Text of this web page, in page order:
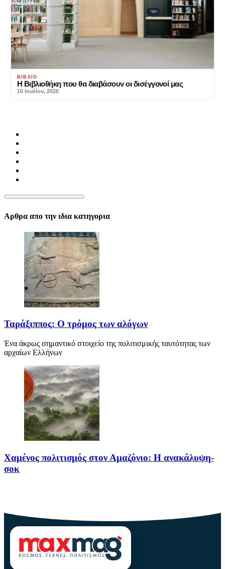
ΒΙΒΛΊΟ
Η Βιβλιοθήκη που θα διαβάσουν οι δισέγγονοί μας
16 Ιουλίου, 2026
Αρθρα απο την ιδια κατηγορια
Ταράξιππος: Ο τρόμος των αλόγων
Ένα άκρως σημαντικό στοιχείο της πολιτισμικής ταυτότητας των
αρχαίων Ελλήνων
Χαμένος πολιτισμός στον Αμαζόνιο: Η ανακάλυψη-
σοκ